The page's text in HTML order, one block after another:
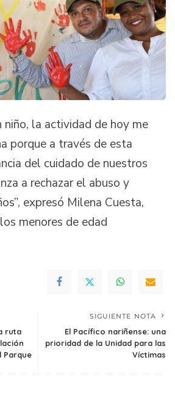
niño, la actividad de hoy me
porque a través de esta
del cuidado de nuestros
a rechazar el abuso y
expresó Milena Cuesta,
menores de edad
ruta
Parque
SIGUIENTE NOTA
El Pacífico nariñense: una
prioridad de la Unidad para las
Víctimas